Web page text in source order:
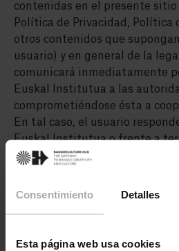
Consentimiento Detalles
Esta página web usa cookies
contenidas en el presente sitio
Política de Privacidad, Política
otros contenidos que
usuario) y en general de la
comunicará inmediatamente
Euskal Institutua a las
comprometiéndose ésta a
En tal caso, el usuario
Euskal Institutua o frente a
daños y perjuicios que
obligaciones. Etxepare Euskal
cualquier otro programa o